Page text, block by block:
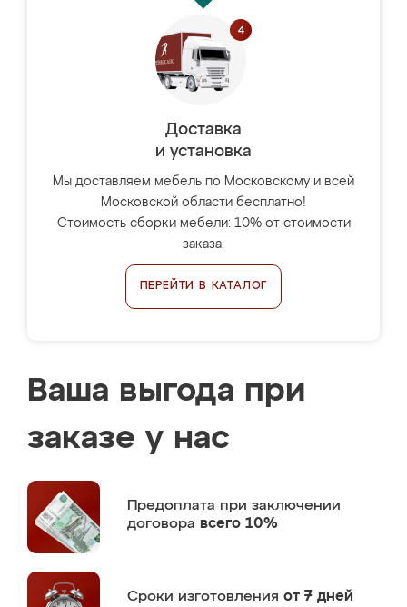
Доставка
и установка
Мы доставляем мебель по Московскому и всей
Московской области бесплатно!
Стоимость сборки мебели: 10% от стоимости
заказа.
ПЕРЕЙТИ В КАТАЛОГ
Ваша выгода при
заказе у нас
Предоплата при заключении
договора всего 10%
Сроки изготовления от 7 дней